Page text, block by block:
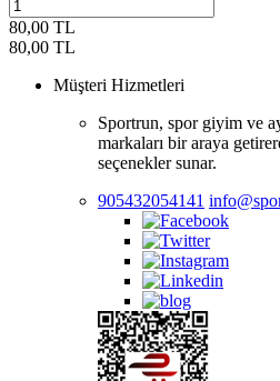
80,00 TL
80,00 TL
Müşteri Hizmetleri
Sportrun, spor giyim ve
markaları bir araya
seçenekler sunar.
905432054141